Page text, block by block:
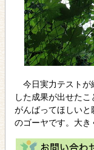
今日実力テストが
した成果が出せた
がんばってほしい
のゴーヤです。大き